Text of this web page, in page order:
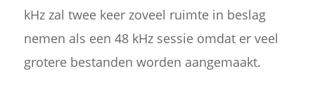
kHz zal twee keer zoveel ruimte in beslag
nemen als een 48 kHz sessie omdat er veel
grotere bestanden worden aangemaakt.